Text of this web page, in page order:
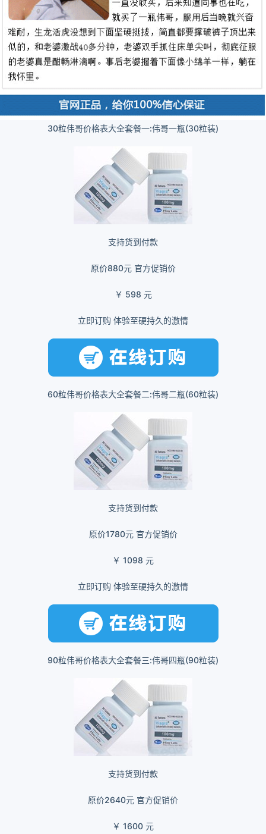
30粒伟哥价格表大全套餐一:伟哥一瓶(30粒装)
支持货到付款
原价880元 官方促销价
￥ 598 元
立即订购 体验至硬持久的激情
60粒伟哥价格表大全套餐二:伟哥二瓶(60粒装)
支持货到付款
原价1780元 官方促销价
￥ 1098 元
立即订购 体验至硬持久的激情
90粒伟哥价格表大全套餐三:伟哥四瓶(90粒装)
支持货到付款
原价2640元 官方促销价
￥ 1600 元